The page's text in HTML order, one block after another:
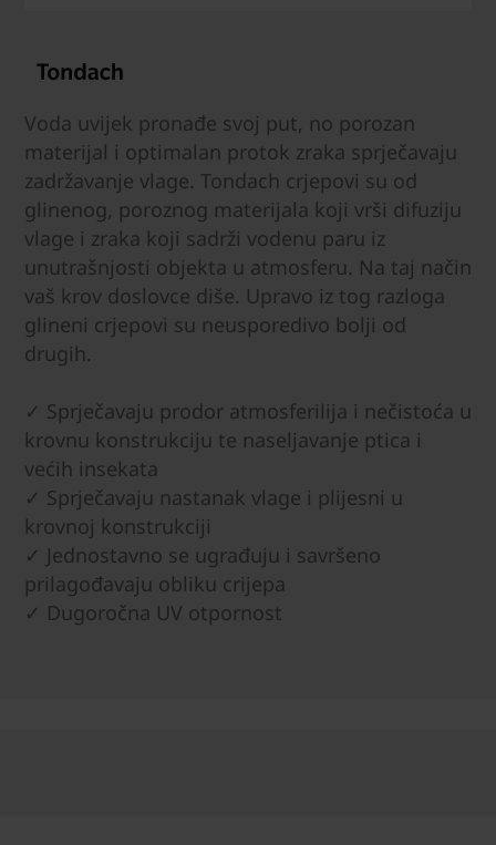
Voda uvijek pronađe svoj put, no porozan
materijal i optimalan protok zraka sprječavaju
zadržavanje vlage. Tondach crjepovi su od
glinenog, poroznog materijala koji vrši difuziju
vlage i zraka koji sadrži vodenu paru iz
unutrašnjosti objekta u atmosferu. Na taj način
vaš krov doslovce diše. Upravo iz tog razloga
glineni crjepovi su neusporedivo bolji od
drugih.
✓ Sprječavaju prodor atmosferilija i nečistoća u
krovnu konstrukciju te naseljavanje ptica i
većih insekata
✓ Sprječavaju nastanak vlage i plijesni u
krovnoj konstrukciji
✓ Jednostavno se ugrađuju i savršeno
prilagođavaju obliku crijepa
✓ Dugoročna UV otpornost